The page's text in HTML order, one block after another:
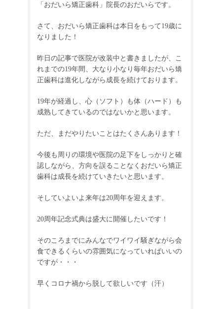
「おだいら矯正歯科」院長のおだいらです。
さて、おだいら矯正歯科は本日をもって 19歳に
なりました！
昨日の記事で医院が改装中と書きましたが、こ
れまでの19年間、大なり小なり毎年おだいら矯
正歯科は進化しながら成長を続けております。
19年が経過し、心（ソフト）も体（ハード）も
成熟してきているのではないかと思います。
ただ、まだやりたいことはたくさんあります！
今後も周りの環境や医院の足下をしっかりと確
認しながら、方向を誤ることなくおだいら矯正
歯科は成長を続けていきたいと思います。
そしていよいよ来年は20周年を迎えます。
20周年記念式典は盛大に開催したいです！
そのころまでにみんなでワイワイ騒ぎながら会
食できるくらいの雰囲気になっていればいいの
ですが・・・
早くコロナ禍から脱して欲しいです（汗）